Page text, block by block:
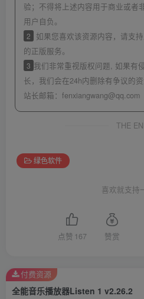
验；不得将上述内容用于商业或者
用户自负。
2
如果您喜欢该资源内容，请支
的正版服务。
3 我们非常重视版权问题, 如果有
长，我们会在24h内删除有争议的资
站长邮箱： fenxiangwang@qq.com
THE
绿色软件
喜欢就支持
点赞 167 赞赏
全能音乐播放器Listen 1 v2.26.2
付费资源